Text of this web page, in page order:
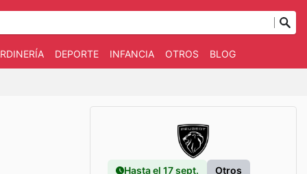
DEPORTE INFANCIA OTROS BLOG
Hasta el 17 sept. Otros